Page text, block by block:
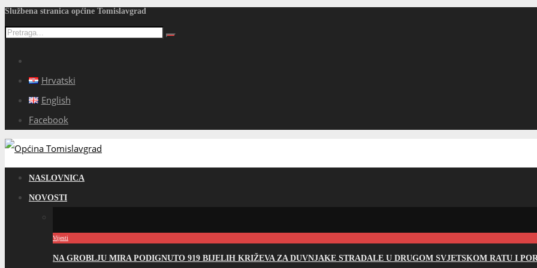
Službena stranica općine Tomislavgrad
Hrvatski
English
Facebook
NASLOVNICA
NOVOSTI
Vijesti
NA GROBLJU MIRA PODIGNUTO 919 BIJELIH KRIŽEVA ZA DUVNJAKE STRADALE U DRUGOM SVJETSKOM RATU I